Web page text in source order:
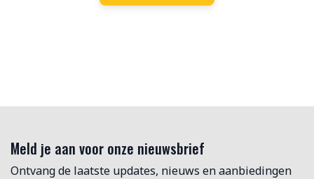
Meld je aan voor onze nieuwsbrief
Ontvang de laatste updates, nieuws en aanbiedingen